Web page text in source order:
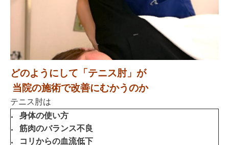
どのようにして「テニス肘」が
当院の施術で改善にむかうのか
テニス肘は
身体の使い方
筋肉のバランス不良
コリからの血流低下